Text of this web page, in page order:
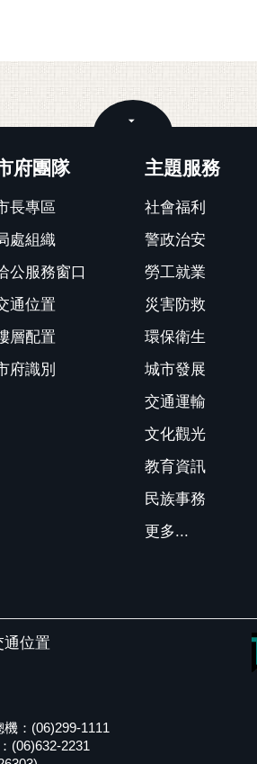
府團隊
長專區
處組織
公服務窗口
通位置
層配置
府識別
主題服務
社會福利
警政治安
勞工就業
災害防救
環保衛生
城市發展
交通運輸
文化觀光
教育資訊
民族事務
更多...
通位置
：(06)299-1111
(06)632-2231